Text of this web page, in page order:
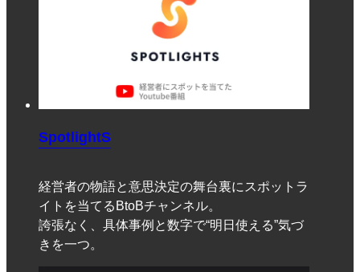
SpotlightS
経営者の物語と意思決定の舞台裏にスポットラ
イトを当てるBtoBチャンネル。
誇張なく、具体事例と数字で“明日使える”気づ
きを一つ。